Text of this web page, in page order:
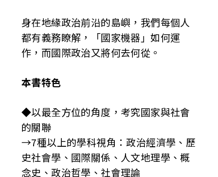
身在地緣政治前沿的島嶼，我們每個人
都有義務瞭解，「國家機器」如何運
作，而國際政治又將何去何從。
本書特色
◆以最全方位的角度，考究國家與社會
的關聯
→7種以上的學科視角：政治經濟學、歷
史社會學、國際關係、人文地理學、概
念史、政治哲學、社會理論